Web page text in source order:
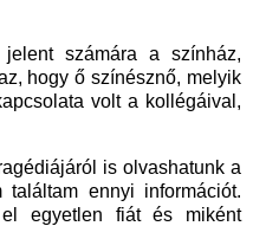
számára a színház,
hogy ő színésznő, melyik
volt a kollégáival,
is olvashatunk a
ennyi információt.
el egyetlen fiát és miként